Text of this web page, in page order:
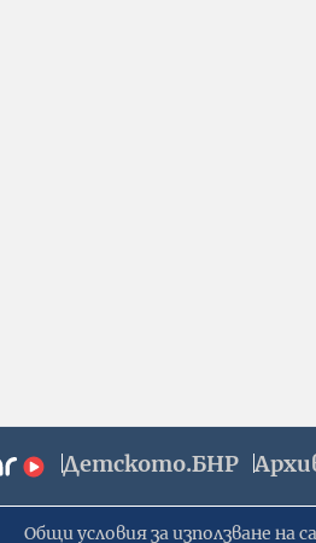
Детското.БНР
Общи условия за използване на